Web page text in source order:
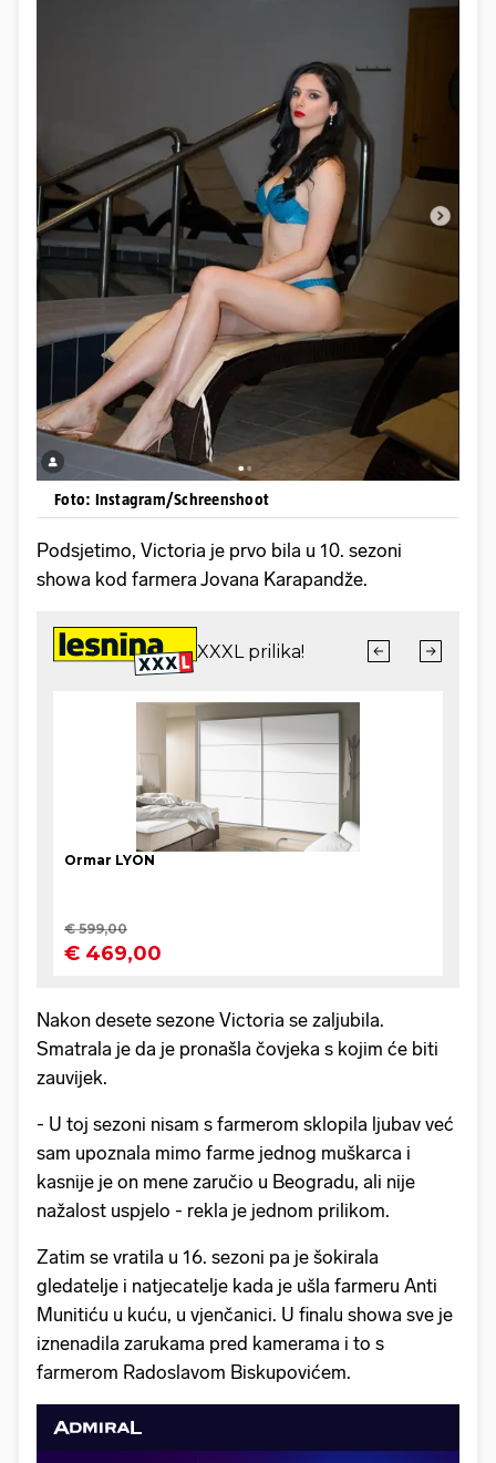
Foto: Instagram/Schreenshoot
Podsjetimo, Victoria je prvo bila u 10. sezoni
showa kod farmera Jovana Karapandže.
Nakon desete sezone Victoria se zaljubila.
Smatrala je da je pronašla čovjeka s kojim će biti
zauvijek.
- U toj sezoni nisam s farmerom sklopila ljubav već
sam upoznala mimo farme jednog muškarca i
kasnije je on mene zaručio u Beogradu, ali nije
nažalost uspjelo - rekla je jednom prilikom.
Zatim se vratila u 16. sezoni pa je šokirala
gledatelje i natjecatelje kada je ušla farmeru Anti
Munitiću u kuću, u vjenčanici. U finalu showa sve je
iznenadila zarukama pred kamerama i to s
farmerom Radoslavom Biskupovićem.